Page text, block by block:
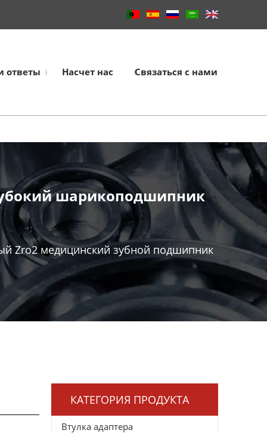
ответы Насчет нас Связаться с нами
шарикоподшипник
Zro2 медицинский зубной подшипник
КАТЕГОРИЯ ПРОДУКТА
Втулка адаптера